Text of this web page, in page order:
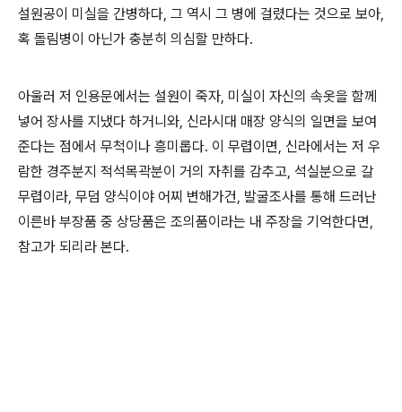
설원공이 미실을 간병하다, 그 역시 그 병에 걸렸다는 것으로 보아,
혹 돌림병이 아닌가 충분히 의심할 만하다.
아울러 저 인용문에서는 설원이 죽자, 미실이 자신의 속옷을 함께
넣어 장사를 지냈다 하거니와, 신라시대 매장 양식의 일면을 보여
준다는 점에서 무척이나 흥미롭다. 이 무렵이면, 신라에서는 저 우
람한 경주분지 적석목곽분이 거의 자취를 감추고, 석실분으로 갈
무렵이라, 무덤 양식이야 어찌 변해가건, 발굴조사를 통해 드러난
이른바 부장품 중 상당품은 조의품이라는 내 주장을 기억한다면,
참고가 되리라 본다.